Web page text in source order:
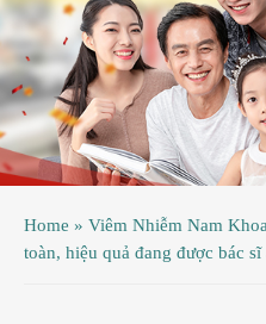
Home » Viêm Nhiễm Nam Khoa
toàn, hiệu quả đang được bác sĩ